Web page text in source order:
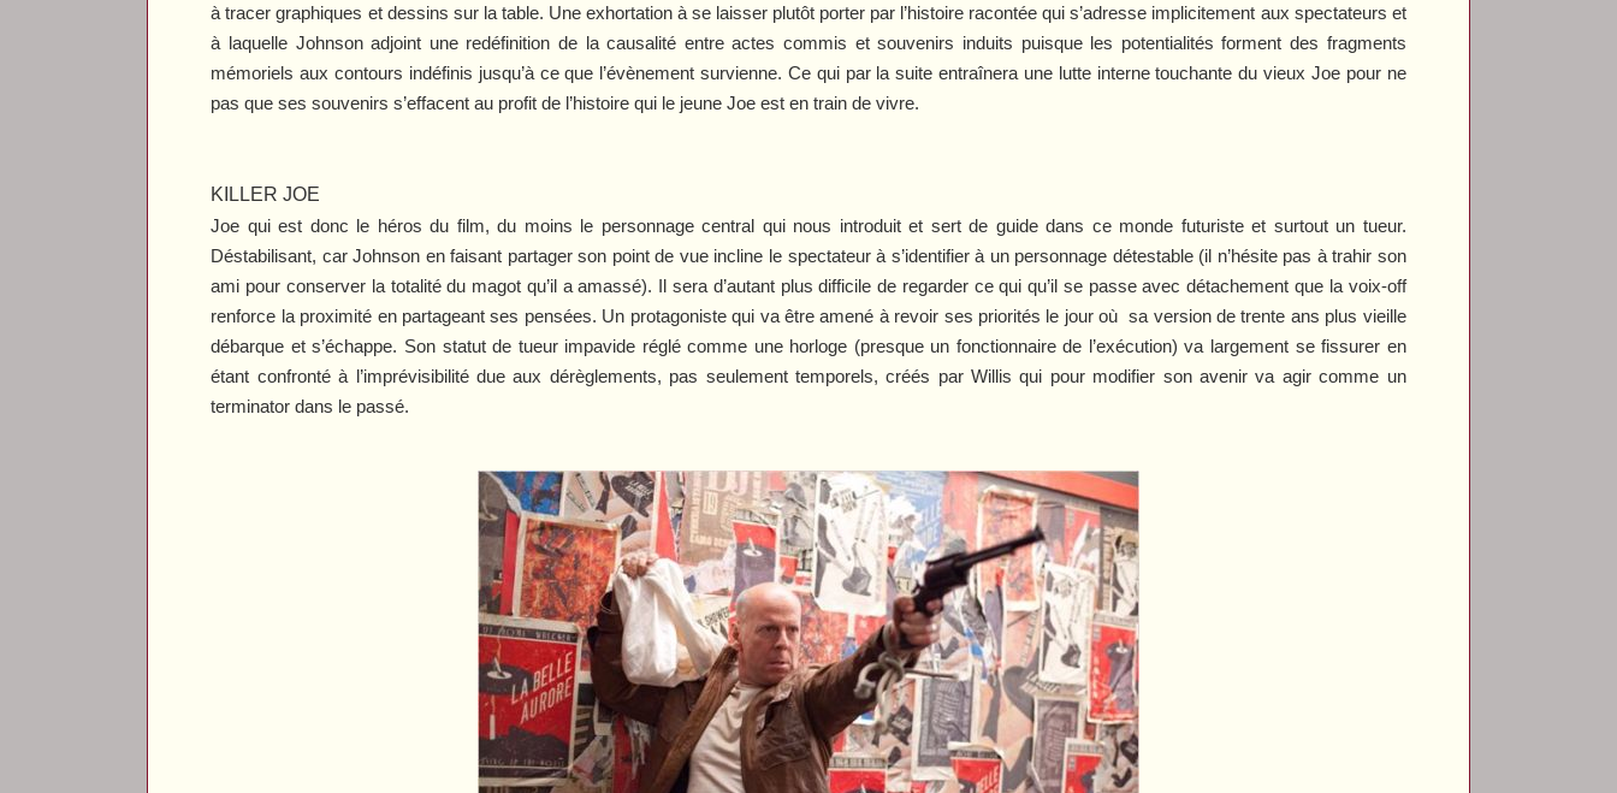
à tracer graphiques et dessins sur la table. Une exhortation à se laisser plutôt porter par l’histoire racontée qui s’adresse implicitement aux spectateurs et
à laquelle Johnson adjoint une redéfinition de la causalité entre actes commis et souvenirs induits puisque les potentialités forment des fragments
mémoriels aux contours indéfinis jusqu’à ce que l’évènement survienne. Ce qui par la suite entraînera une lutte interne touchante du vieux Joe pour ne
pas que ses souvenirs s’effacent au profit de l’histoire qui le jeune Joe est en train de vivre.
KILLER JOE
Joe qui est donc le héros du film, du moins le personnage central qui nous introduit et sert de guide dans ce monde futuriste et surtout un tueur.
Déstabilisant, car Johnson en faisant partager son point de vue incline le spectateur à s’identifier à un personnage détestable (il n’hésite pas à trahir son
ami pour conserver la totalité du magot qu’il a amassé). Il sera d’autant plus difficile de regarder ce qui qu’il se passe avec détachement que la voix-off
renforce la proximité en partageant ses pensées. Un protagoniste qui va être amené à revoir ses priorités le jour où sa version de trente ans plus vieille
débarque et s’échappe. Son statut de tueur impavide réglé comme une horloge (presque un fonctionnaire de l’exécution) va largement se fissurer en
étant confronté à l’imprévisibilité due aux dérèglements, pas seulement temporels, créés par Willis qui pour modifier son avenir va agir comme un
terminator dans le passé.